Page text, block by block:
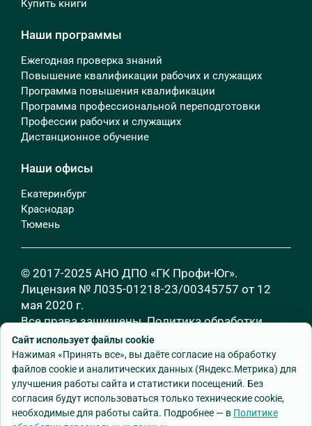
Купить книги
Наши программы
Ежегодная проверка знаний
Повышение квалификации рабочих и служащих
Программа повышения квалификации
Программа профессиональной переподготовки
Профессии рабочих и служащих
Дистанционное обучение
Наши офисы
Екатеринбург
Краснодар
Тюмень
© 2017-2025 АНО ДПО «ГК Профи-Юг».
Лицензия № Л035-01218-23/00345757 от 12
мая 2020 г.
Все права защищены.Политика обработки
персональных данных
Сайт использует файлы cookie
Нажимая «Принять все», вы даёте согласие на обработку
файлов cookie и аналитических данных (Яндекс.Метрика) для
улучшения работы сайта и статистики посещений. Без
согласия будут использоваться только технические cookie,
необходимые для работы сайта. Подробнее — в Политике